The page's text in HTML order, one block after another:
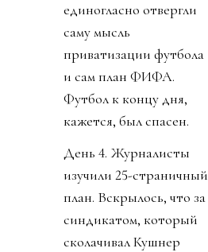
единогласно отвергли
саму мысль
приватизации футбола
и сам план ФИФА.
Футбол к концу дня,
кажется, был спасен.
День 4. Журналисты
изучили 25-страничный
план. Вскрылось, что за
синдикатом, который
сколачивал Кушнер